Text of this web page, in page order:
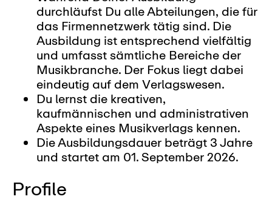
durchläufst Du alle Abteilungen, die für
das Firmennetzwerk tätig sind. Die
Ausbildung ist entsprechend vielfältig
und umfasst sämtliche Bereiche der
Musikbranche. Der Fokus liegt dabei
eindeutig auf dem Verlagswesen.
Du lernst die kreativen,
kaufmännischen und administrativen
Aspekte eines Musikverlags kennen.
Die Ausbildungsdauer beträgt 3 Jahre
und startet am 01. September 2026.
Profile